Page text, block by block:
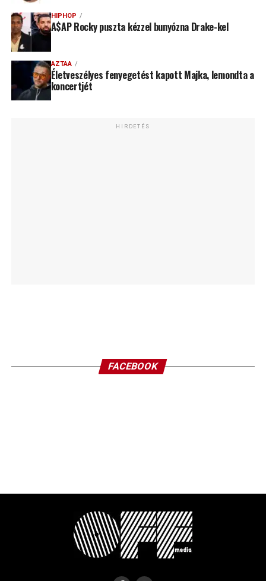
HIPHOP
A$AP Rocky puszta kézzel bunyózna Drake-kel
AZTAA
Életveszélyes fenyegetést kapott Majka, lemondta a
koncertjét
HIRDETÉS
FACEBOOK